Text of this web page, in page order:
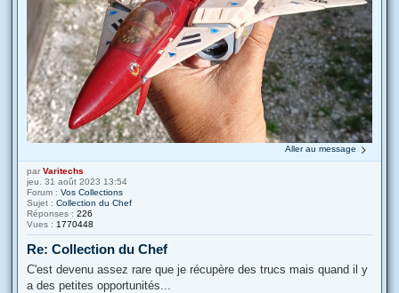
Aller au message
par Varitechs
jeu. 31 août 2023 13:54
Forum : Vos Collections
Sujet : Collection du Chef
Réponses : 226
Vues : 1770448
Re: Collection du Chef
C'est devenu assez rare que je récupère des trucs mais quand il y
a des petites opportunités...